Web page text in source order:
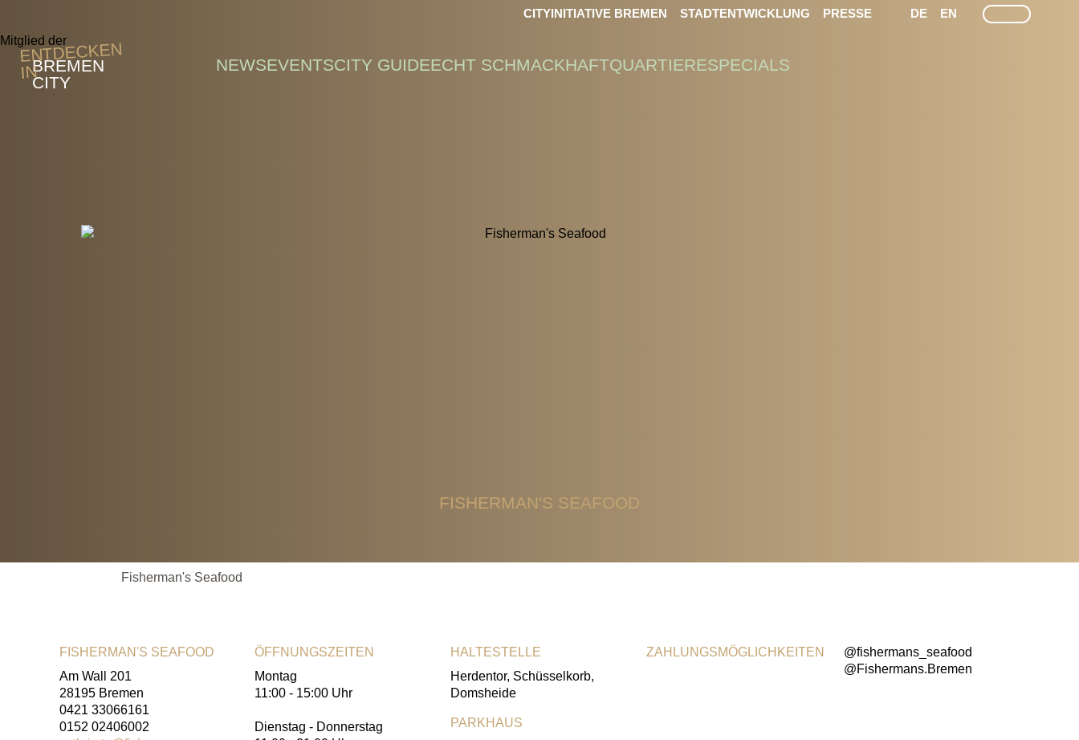
CITYINITIATIVE BREMEN STADTENTWICKLUNG PRESSE LEICHTE SPRACHE
GEÄRDEN SPRACHEN
DE EN SUCHE
Mitglied der
FISHERMAN'S SEAFOOD
ENTDECKEN
INBREMEN
CITY
NEWSEVENTSCITY GUIDEECHT SCHMACKHAFTQUARTIERESPECIALS
Fisherman's Seafood
FISHERMAN'S SEAFOOD
Am Wall 201
28195 Bremen
0421 33066161
0152 02406002
ÖFFNUNGSZEITEN
Montag
11:00 - 15:00 Uhr
Dienstag - Donnerstag
HALTESTELLE
Herdentor, Schüsselkorb,
Domsheide
PARKHAUS
ZAHLUNGSMÖGLICHKEITEN
@fishermans_seafood
@Fishermans.Bremen